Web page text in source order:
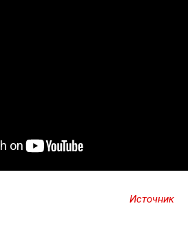
Источник